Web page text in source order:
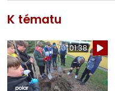
K tématu
01:38